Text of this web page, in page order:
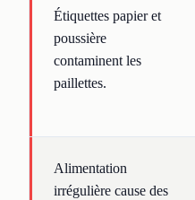
Étiquettes papier et
poussière
contaminent les
paillettes.
Alimentation
irrégulière cause des